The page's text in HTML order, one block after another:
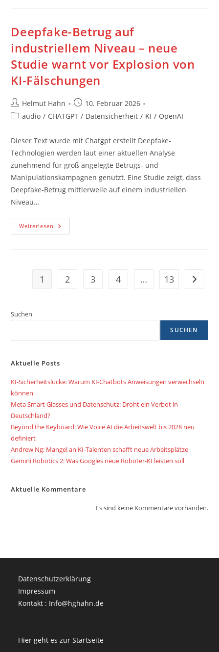
Nicht
Wirklich
Geschaeftsprozesse
Vorgearbeitet
Deepfake-Betrug auf
industriellem Niveau – neue
Studie warnt vor Explosion von
KI-Fälschungen
Beitrags-
Autor:
Helmut Hahn
Beitrag
veröffentlicht:
10. Februar 2026
Beitrags-
audio / CHATGPT / Datensicherheit / KI / OpenAI
Dieser Text wurde mit Chatgpt erstellt Deepfake-
Technologien werden laut einer aktuellen Analyse
zunehmend für groß angelegte Betrugs- und
Manipulationskampagnen genutzt. Eine Studie zeigt, dass
Deepfake-Betrug mittlerweile auf einem industriellen
Niveau…
Weiterlesen Deepfake-
Betrug
Studie
Warnt
1 2 3 4 … 13 Zur
Suchen
SUCHEN
Aktuelle Posts
KI-Sicherheitslücke: Warum KI-Chatbots Anweisungen verwechseln
können
Meta Smart Glasses und Datenschutz: Droht ein Verbot in
Deutschland?
Beyond the Keyboard: Wie Voice AI die Arbeitswelt bis 2028 neu
definiert
Andrew Ng: Mangel an KI-Talenten schafft neue Arbeitsplätze
Gemini Robotics 2: Was Googles neue Roboter-KI leisten soll
Aktuelle Kommentare
Es sind keine Kommentare vorhanden.
Datenschutzerklärung
Impressum
Kontakt : Info@hghahn.de
Hier geht es zur Startseite